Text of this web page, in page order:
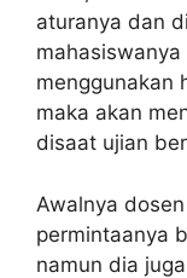
aturanya dan
menggunakan
maka akan
disaat ujian
Awalnya
permintaanya
namun dia